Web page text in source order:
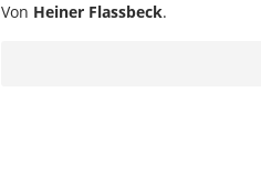
Von Heiner Flassbeck.